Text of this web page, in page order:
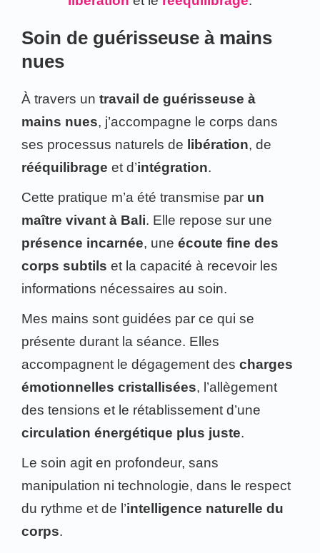
Soin de guérisseuse à mains
nues
À travers un travail de guérisseuse à
mains nues, j’accompagne le corps dans
ses processus naturels de libération, de
rééquilibrage et d’intégration.
Cette pratique m’a été transmise par un
maître vivant à Bali. Elle repose sur une
présence incarnée, une écoute fine des
corps subtils et la capacité à recevoir les
informations nécessaires au soin.
Mes mains sont guidées par ce qui se
présente durant la séance. Elles
accompagnent le dégagement des charges
émotionnelles cristallisées, l’allègement
des tensions et le rétablissement d’une
circulation énergétique plus juste.
Le soin agit en profondeur, sans
manipulation ni technologie, dans le respect
du rythme et de l’intelligence naturelle du
corps.